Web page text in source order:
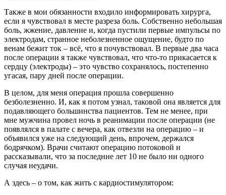
Также в мои обязанности входило информировать хирурга,
если я чувствовал в месте разреза боль. Собственно небольшая
боль, жжение, давление и, когда пустили первые импульсы по
электродам, странное неболезненное ощущение, будто по
венам бежит ток – всё, что я почувствовал. В первые два часа
после операции я также чувствовал, что что-то прикасается к
сердцу (электроды) – это чувство сохранялось, постепенно
угасая, пару дней после операции.
В целом, для меня операция прошла совершенно
безболезненно. И, как я потом узнал, таковой она является для
подавляющего большинства пациентов. Тем не менее, при
мне мужчина провел ночь в реанимации после операции (не
появлялся в палате с вечера, как отвезли на операцию – и
объявился уже на следующий день, впрочем, держался
бодрячком). Врачи считают операцию потоковой и
рассказывали, что за последние лет 10 не было ни одного
случая неудачи.
А здесь – о том, как жить с кардиостимулятором: